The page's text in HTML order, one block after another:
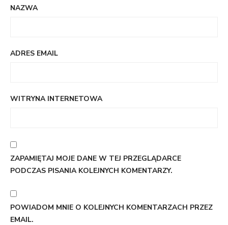
NAZWA
ADRES EMAIL
WITRYNA INTERNETOWA
ZAPAMIĘTAJ MOJE DANE W TEJ PRZEGLĄDARCE
PODCZAS PISANIA KOLEJNYCH KOMENTARZY.
POWIADOM MNIE O KOLEJNYCH KOMENTARZACH PRZEZ
EMAIL.